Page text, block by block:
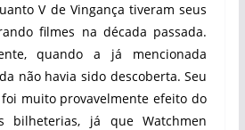
V de Vingança tiveram seus
filmes na década passada.
quando a já mencionada
não havia sido descoberta. Seu
foi muito provavelmente efeito do
bilheterias, já que Watchmen